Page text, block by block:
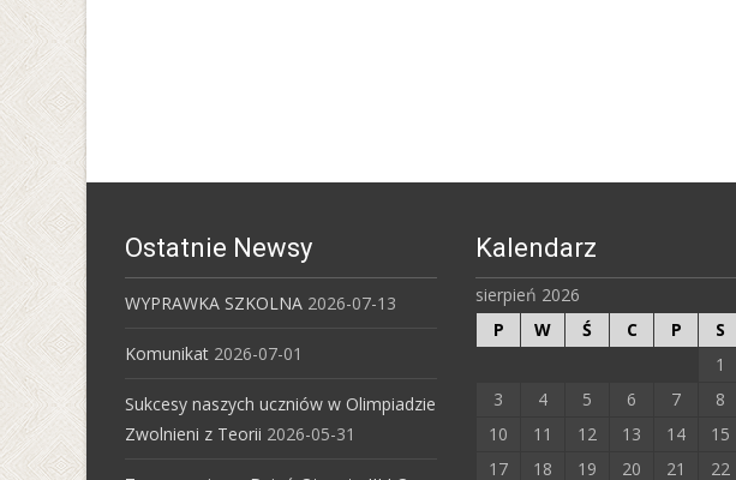
Ostatnie Newsy
WYPRAWKA SZKOLNA 2026-07-13
Komunikat 2026-07-01
Sukcesy naszych uczniów w Olimpiadzie
Zwolnieni z Teorii 2026-05-31
Kalendarz
sierpień 2026
P
W Ś C P S
1
3
4 5 6 7 8
10
11 12 13 14 15
17
18 19 20 21 22